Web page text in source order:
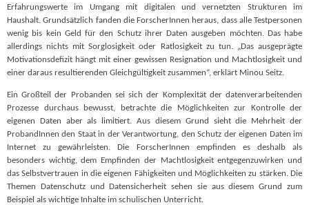
Erfahrungswerte im Umgang mit digitalen und vernetzten Strukturen im
Haushalt. Grundsätzlich fanden die ForscherInnen heraus, dass alle Testpersonen
wenig bis kein Geld für den Schutz ihrer Daten ausgeben möchten. Das habe
allerdings nichts mit Sorglosigkeit oder Ratlosigkeit zu tun. „Das ausgeprägte
Motivationsdefizit hängt mit einer gewissen Resignation und Machtlosigkeit und
einer daraus resultierenden Gleichgültigkeit zusammen“, erklärt Minou Seitz.
Ein Großteil der Probanden sei sich der Komplexität der datenverarbeitenden
Prozesse durchaus bewusst, betrachte die Möglichkeiten zur Kontrolle der
eigenen Daten aber als limitiert. Aus diesem Grund sieht die Mehrheit der
ProbandInnen den Staat in der Verantwortung, den Schutz der eigenen Daten im
Internet zu gewährleisten. Die ForscherInnen empfinden es deshalb als
besonders wichtig, dem Empfinden der Machtlosigkeit entgegenzuwirken und
das Selbstvertrauen in die eigenen Fähigkeiten und Möglichkeiten zu stärken. Die
Themen Datenschutz und Datensicherheit sehen sie aus diesem Grund zum
Beispiel als wichtige Inhalte im schulischen Unterricht.